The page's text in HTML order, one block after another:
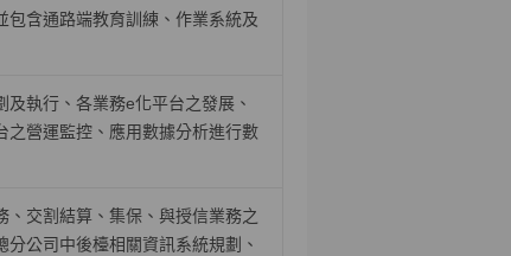
包含通路端教育訓練、作業系統及
及執行、各業務e化平台之發展、
之營運監控、應用數據分析進行數
交割結算、集保、與授信業務之
公司中後檯相關資訊系統規劃、